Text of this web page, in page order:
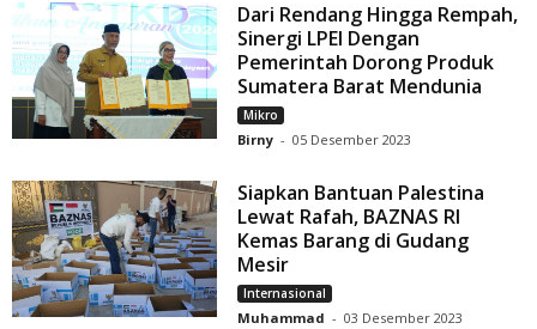
Dari Rendang Hingga Rempah,
Sinergi LPEI Dengan
Pemerintah Dorong Produk
Sumatera Barat Mendunia
Mikro
Birny - 05 Desember 2023
Siapkan Bantuan Palestina
Lewat Rafah, BAZNAS RI
Kemas Barang di Gudang
Mesir
Internasional
Muhammad - 03 Desember 2023